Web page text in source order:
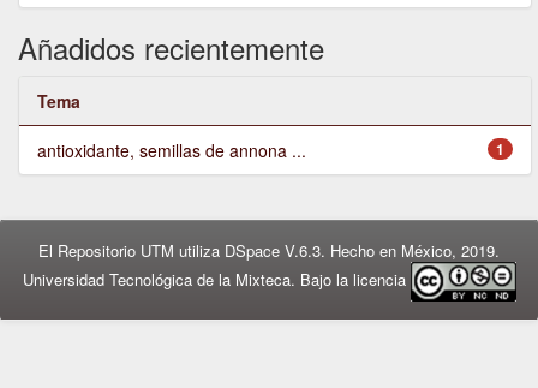
Añadidos recientemente
Tema
1
antioxidante, semillas de annona ...
El Repositorio UTM utiliza DSpace V.6.3. Hecho en México, 2019.
Universidad Tecnológica de la Mixteca. Bajo la licencia